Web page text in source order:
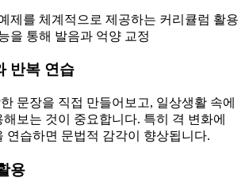
제를 체계적으로 제공하는 커리큘럼 활용
을 통해 발음과 억양 교정
반복 연습
문장을 직접 만들어보고, 일상생활 속에
보는 것이 중요합니다. 특히 격 변화에
연습하면 문법적 감각이 향상됩니다.
용